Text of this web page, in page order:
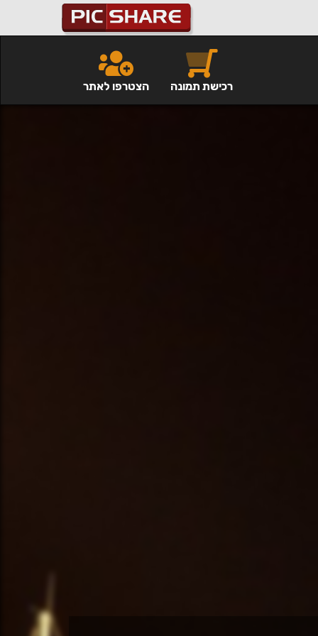
הצטרפו לאתר רכישת תמונה